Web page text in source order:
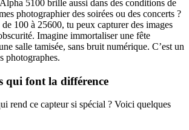
5100 brille aussi dans des conditions de
photographier des soirées ou des concerts ?
100 à 25600, tu peux capturer des images
Imagine immortaliser une fête
salle tamisée, sans bruit numérique. C’est un
photographes.
qui font la différence
rend ce capteur si spécial ? Voici quelques